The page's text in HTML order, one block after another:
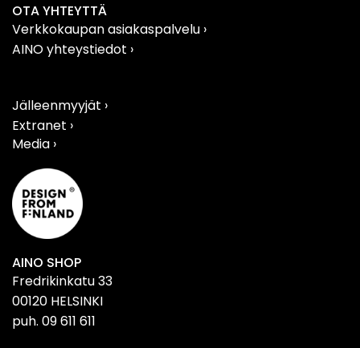
OTA YHTEYTTÄ
Verkkokaupan asiakaspalvelu ›
AINO yhteystiedot ›
Jälleenmyyjät ›
Extranet ›
Media ›
AINO SHOP
Fredrikinkatu 33
00120 HELSINKI
puh. 09 611 611